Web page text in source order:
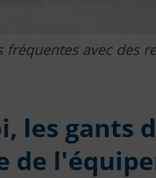
fréquentes avec des
les gants
de